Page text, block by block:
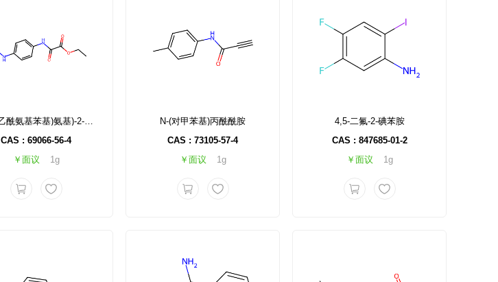
2-((4-乙酰氨基苯基)氨基)-2-氧代乙酸乙酯
CAS : 69066-56-4
￥面议
1g
N-(对甲苯基)丙酰酰胺
CAS : 73105-57-4
￥面议
1g
4,5-二氟-2-碘苯胺
CAS : 847685-01-2
￥面议
1g